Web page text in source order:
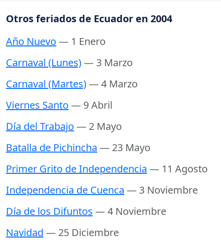
Otros feriados de Ecuador en 2004
Año Nuevo — 1 Enero
Carnaval (Lunes)— 3 Marzo
Carnaval (Martes)— 4 Marzo
Viernes Santo — 9 Abril
Día del Trabajo — 2 Mayo
Batalla de Pichincha — 23 Mayo
Primer Grito de Independencia — 11 Agosto
Independencia de Cuenca — 3 Noviembre
Día de los Difuntos — 4 Noviembre
Navidad — 25 Diciembre